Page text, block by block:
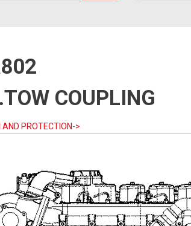
COUPLING
AND PROTECTION->